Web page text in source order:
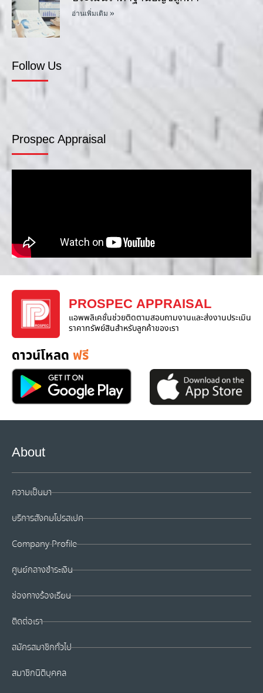
อ่านเพิ่มเติม »
Follow Us
Prospec Appraisal
PROSPEC APPRAISAL
แอพพลิเคชั่นช่วยติดตามสอบถามงานและส่งงานประเมิน
ราคาทรัพย์สินสำหรับลูกค้าของเรา
ดาวน์โหลด ฟรี
About
ความเป็นมา
บริการสังคมโปรสเปค
Company Profile
ศูนย์กลางชำระเงิน
ช่องทางร้องเรียน
ติดต่อเรา
สมัครสมาชิกทั่วไป
สมาชิกนิติบุคคล